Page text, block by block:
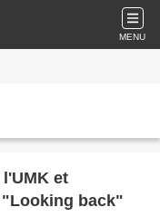
MENU
et
"Looking back"